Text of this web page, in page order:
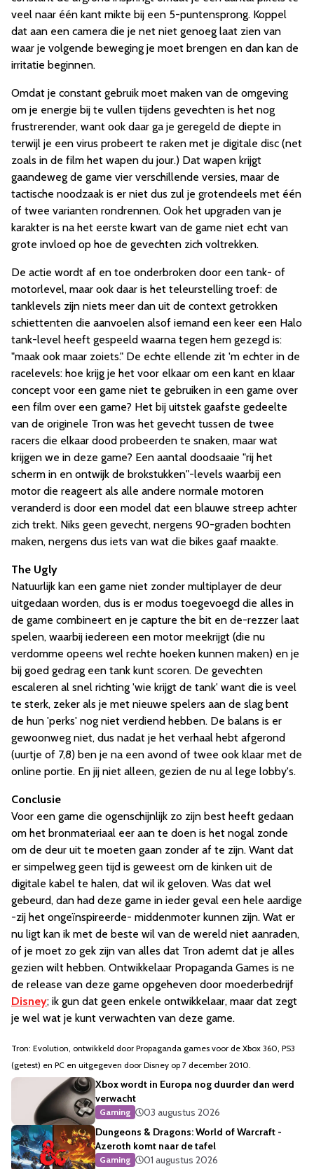
veel naar één kant mikte bij een 5-puntensprong. Koppel
dat aan een camera die je net niet genoeg laat zien van
waar je volgende beweging je moet brengen en dan kan de
irritatie beginnen.
Omdat je constant gebruik moet maken van de omgeving
om je energie bij te vullen tijdens gevechten is het nog
frustrerender, want ook daar ga je geregeld de diepte in
terwijl je een virus probeert te raken met je digitale disc (net
zoals in de film het wapen du jour.) Dat wapen krijgt
gaandeweg de game vier verschillende versies, maar de
tactische noodzaak is er niet dus zul je grotendeels met één
of twee varianten rondrennen. Ook het upgraden van je
karakter is na het eerste kwart van de game niet echt van
grote invloed op hoe de gevechten zich voltrekken.
De actie wordt af en toe onderbroken door een tank- of
motorlevel, maar ook daar is het teleurstelling troef: de
tanklevels zijn niets meer dan uit de context getrokken
schiettenten die aanvoelen alsof iemand een keer een Halo
tank-level heeft gespeeld waarna tegen hem gezegd is:
"maak ook maar zoiets." De echte ellende zit 'm echter in de
racelevels: hoe krijg je het voor elkaar om een kant en klaar
concept voor een game niet te gebruiken in een game over
een film over een game? Het bij uitstek gaafste gedeelte
van de originele Tron was het gevecht tussen de twee
racers die elkaar dood probeerden te snaken, maar wat
krijgen we in deze game? Een aantal doodsaaie "rij het
scherm in en ontwijk de brokstukken"-levels waarbij een
motor die reageert als alle andere normale motoren
veranderd is door een model dat een blauwe streep achter
zich trekt. Niks geen gevecht, nergens 90-graden bochten
maken, nergens dus iets van wat die bikes gaaf maakte.
The Ugly
Natuurlijk kan een game niet zonder multiplayer de deur
uitgedaan worden, dus is er modus toegevoegd die alles in
de game combineert en je capture the bit en de-rezzer laat
spelen, waarbij iedereen een motor meekrijgt (die nu
verdomme opeens wel rechte hoeken kunnen maken) en je
bij goed gedrag een tank kunt scoren. De gevechten
escaleren al snel richting 'wie krijgt de tank' want die is veel
te sterk, zeker als je met nieuwe spelers aan de slag bent
de hun 'perks' nog niet verdiend hebben. De balans is er
gewoonweg niet, dus nadat je het verhaal hebt afgerond
(uurtje of 7,8) ben je na een avond of twee ook klaar met de
online portie. En jij niet alleen, gezien de nu al lege lobby's.
Conclusie
Voor een game die ogenschijnlijk zo zijn best heeft gedaan
om het bronmateriaal eer aan te doen is het nogal zonde
om de deur uit te moeten gaan zonder af te zijn. Want dat
er simpelweg geen tijd is geweest om de kinken uit de
digitale kabel te halen, dat wil ik geloven. Was dat wel
gebeurd, dan had deze game in ieder geval een hele aardige
-zij het ongeïnspireerde- middenmoter kunnen zijn. Wat er
nu ligt kan ik met de beste wil van de wereld niet aanraden,
of je moet zo gek zijn van alles dat Tron ademt dat je alles
gezien wilt hebben. Ontwikkelaar Propaganda Games is ne
de release van deze game opgeheven door moederbedrijf
Disney; ik gun dat geen enkele ontwikkelaar, maar dat zegt
je wel wat je kunt verwachten van deze game.
Tron: Evolution, ontwikkeld door Propaganda games voor de Xbox 360, PS3
(getest) en PC en uitgegeven door Disney op 7 december 2010.
Xbox wordt in Europa nog duurder dan werd
verwacht
Gaming
03 augustus 2026
Dungeons & Dragons: World of Warcraft -
Azeroth komt naar de tafel
Gaming
01 augustus 2026